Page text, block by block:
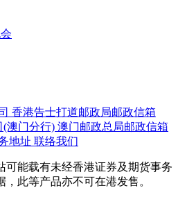
香港告士打道邮政局邮政信箱
(澳门分行) 澳门邮政总局邮政信箱
地址 联络我们
可能载有未经香港证券及期货事务
此等产品亦不可在港发售。